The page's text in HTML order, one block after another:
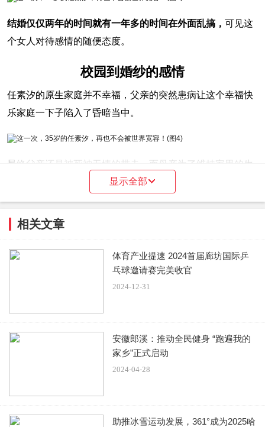
结婚仅仅两年的时间就有一年多的时间在外面乱搞， 可见这
个女人对待感情的随便态度。
校园到婚纱的感情
任素汐的原生家庭并不幸福，父亲的突然患病让这个幸福快
乐家庭一下子陷入了昏暗当中。
最终父亲还是被死神无情的带走，而母亲为了维持家里的生
继父也是带着自己的孩子，显然任素汐就过
上了寄人篱下的生活。
继父光明正大的偏心自己的孩子，任素汐经常会感觉到特别
的委屈，但是母亲每一次都是劝自己忍让。
己而已。
任素汐在自己的努力下考进了自己梦想中的学校中戏的导演
显示全部
相关文章
体育产业提速 2024首届廊坊国际乒
乓球邀请赛完美收官
2024-12-31
安徽郎溪：推动全民健身 “跑遍我的
家乡”正式启动
2024-04-28
助推冰雪运动发展，361°成为2025哈